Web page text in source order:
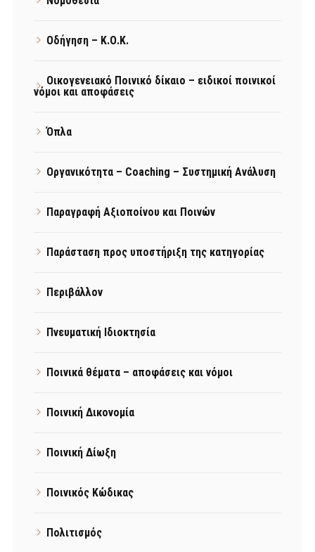
Οδήγηση – Κ.Ο.Κ.
Οικογενειακό Ποινικό δίκαιο – ειδικοί ποινικοί
νόμοι και αποφάσεις
Όπλα
Οργανικότητα – Coaching – Συστημική Ανάλυση
Παραγραφή Αξιοποίνου και Ποινών
Παράσταση προς υποστήριξη της κατηγορίας
Περιβάλλον
Πνευματική Ιδιοκτησία
Ποινικά θέματα – αποφάσεις και νόμοι
Ποινική Δικονομία
Ποινική Δίωξη
Ποινικός Κώδικας
Πολιτισμός